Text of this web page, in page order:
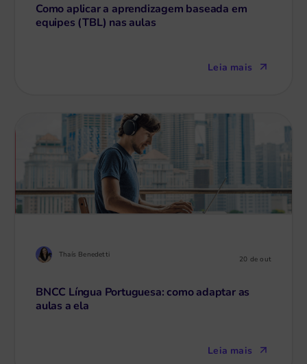
Como aplicar a aprendizagem baseada em
equipes (TBL) nas aulas
Leia mais
Thaís Benedetti 20 de out
BNCC Língua Portuguesa: como adaptar as
aulas a ela
Leia mais